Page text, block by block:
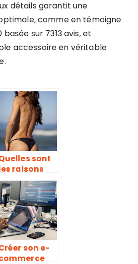
détails garantit une
comme en témoigne
basée sur 7313 avis, et
accessoire en véritable
sont
raisons
l’on pratique
moins en
la
du
son e-